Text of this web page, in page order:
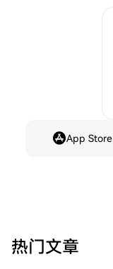
App Store
热门文章